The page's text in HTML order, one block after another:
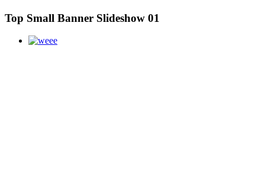
Top Small Banner Slideshow 01